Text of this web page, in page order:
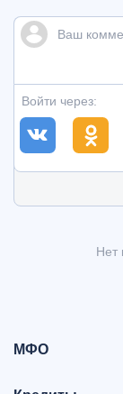
Войти через:
Нет
МФО